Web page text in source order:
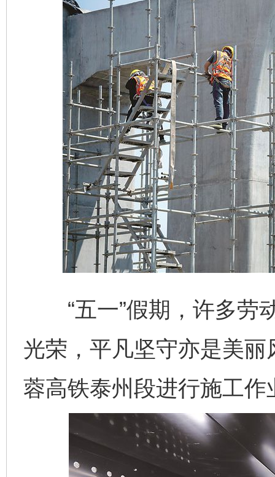
“五一”假期，许多劳
光荣，平凡坚守亦是美
蓉高铁泰州段进行施工